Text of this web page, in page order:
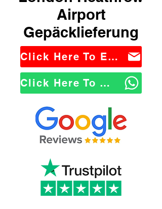
Airport
Gepäcklieferung
Click Here To Email Us
Click Here To WhatsApp Us